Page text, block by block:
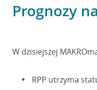
Prognozy
W dzisiejszej
RPP utrzyma